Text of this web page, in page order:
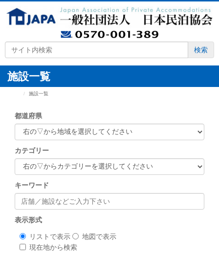
検索
施設一覧
施設一覧
都道府県
カテゴリー
キーワード
表示形式
リストで表示
地図で表示
現在地から検索